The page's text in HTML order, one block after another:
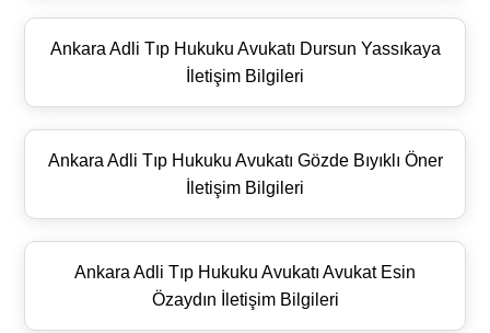
Ankara Adli Tıp Hukuku Avukatı Dursun Yassıkaya
İletişim Bilgileri
Ankara Adli Tıp Hukuku Avukatı Gözde Bıyıklı Öner
İletişim Bilgileri
Ankara Adli Tıp Hukuku Avukatı Avukat Esin
Özaydın İletişim Bilgileri